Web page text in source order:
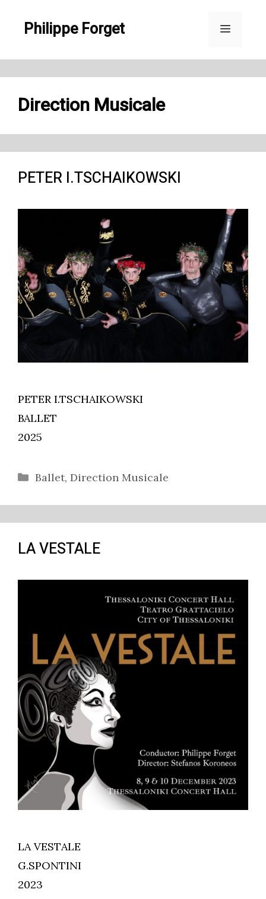
Philippe Forget Menu
Direction Musicale
PETER I.TSCHAIKOWSKI
PETER I.TSCHAIKOWSKI
BALLET
2025
Catégories
Ballet, Direction Musicale
LA VESTALE
LA VESTALE
G.SPONTINI
2023